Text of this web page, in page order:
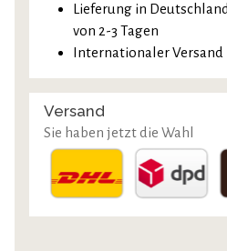
Lieferung in
von 2-3 Tagen
Internationaler Versand
Versand
Sie haben jetzt die Wahl